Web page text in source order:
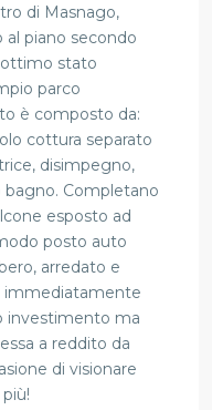
di Masnago,
piano secondo
stato
parco
è composto da:
cottura separato
disimpegno,
Completano
esposto ad
posto auto
arredato e
immediatamente
investimento ma
a reddito da
di visionare